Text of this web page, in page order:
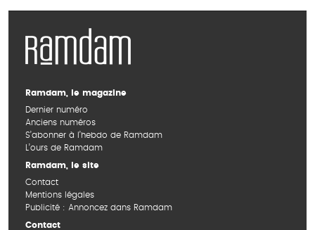
Ramdam, le magazine
Dernier numéro
Anciens numéros
S’abonner à l’hebdo de Ramdam
L’ours de Ramdam
Ramdam, le site
Contact
Mentions légales
Publicité : Annoncez dans Ramdam
Contact